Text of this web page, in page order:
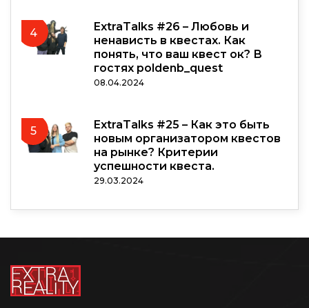
4
ExtraTalks #26 – Любовь и
ненависть в квестах. Как
понять, что ваш квест ок? В
гостях poldenb_quest
08.04.2024
5
ExtraTalks #25 – Как это быть
новым организатором квестов
на рынке? Критерии
успешности квеста.
29.03.2024